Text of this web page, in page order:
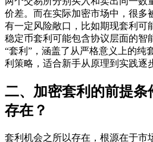
价差。而在实际加密市场中，很多
有一定风险敞口，比如期现套利可
稳定币套利可能包含协议层面的智
“套利”，涵盖了从严格意义上的纯
利策略，适合新手从原理到实践逐
二、加密套利的前提条
存在？
套利机会之所以存在，根源在于市